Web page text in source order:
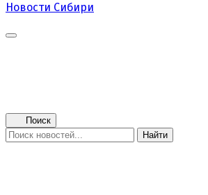
Новости Сибири
Поиск
Найти